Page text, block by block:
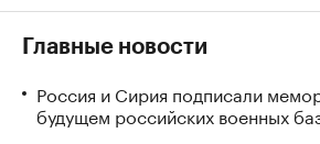
Главные новости
Россия и Сирия подписали
будущем российских военных